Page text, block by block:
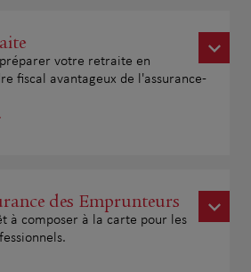
votre retraite en
fiscal avantageux de l'assurance-
des Emprunteurs
à composer à la carte pour les